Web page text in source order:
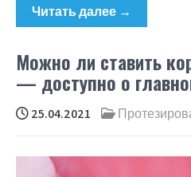
Читать далее →
Можно ли ставить
— доступно о
25.04.2021